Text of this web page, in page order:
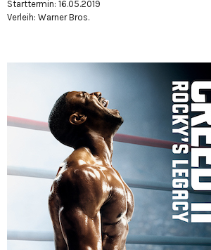
Starttermin: 16.05.2019
Verleih: Warner Bros.